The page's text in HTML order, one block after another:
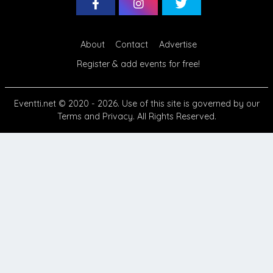
About Contact
Advertise
Register & add events for free!
Eventti.net© 2020 - 2026. Use of this site is governed by our
Terms and Privacy. All Rights Reserved.